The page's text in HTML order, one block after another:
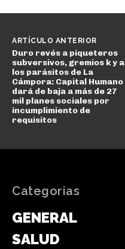
ARTÍCULO ANTERIOR
Duro revés a piqueteros
subversivos, gremios k y a
los parásitos de La
Cámpora: Capital Humano
dará de baja a más de 27
mil planes sociales por
incumplimiento de
requisitos
Categorias
GENERAL
SALUD